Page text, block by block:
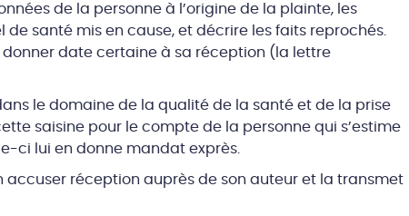
de la personne à l’origine de la plainte, les
santé mis en cause, et décrire les faits reprochés.
date certaine à sa réception (la lettre
le domaine de la qualité de la santé et de la prise
saisine pour le compte de la personne qui s’estime
ci lui en donne mandat exprès.
accuser réception auprès de son auteur et la transmet